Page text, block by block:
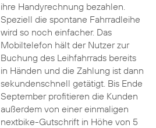
ihre Handyrechnung bezahlen.
Speziell die spontane Fahrradleihe
wird so noch einfacher. Das
Mobiltelefon hält der Nutzer zur
Buchung des Leihfahrrads bereits
in Händen und die Zahlung ist dann
sekundenschnell getätigt. Bis Ende
September profitieren die Kunden
außerdem von einer einmaligen
nextbike-Gutschrift in Höhe von 5